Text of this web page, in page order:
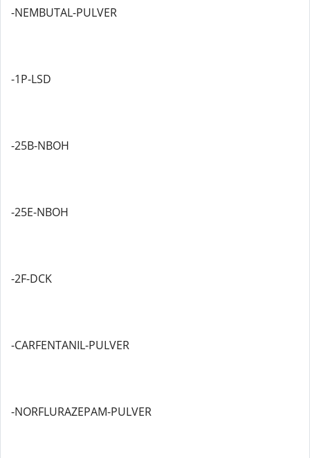
-NEMBUTAL-PULVER
-1P-LSD
-25B-NBOH
-25E-NBOH
-2F-DCK
-CARFENTANIL-PULVER
-NORFLURAZEPAM-PULVER